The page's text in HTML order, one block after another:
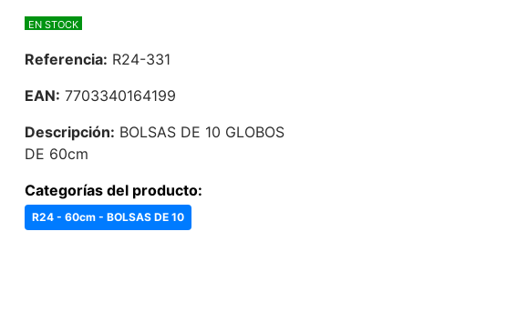
EN STOCK
Referencia: R24-331
EAN: 7703340164199
Descripción: BOLSAS DE 10 GLOBOS
DE 60cm
Categorías del producto:
R24 - 60cm - BOLSAS DE 10